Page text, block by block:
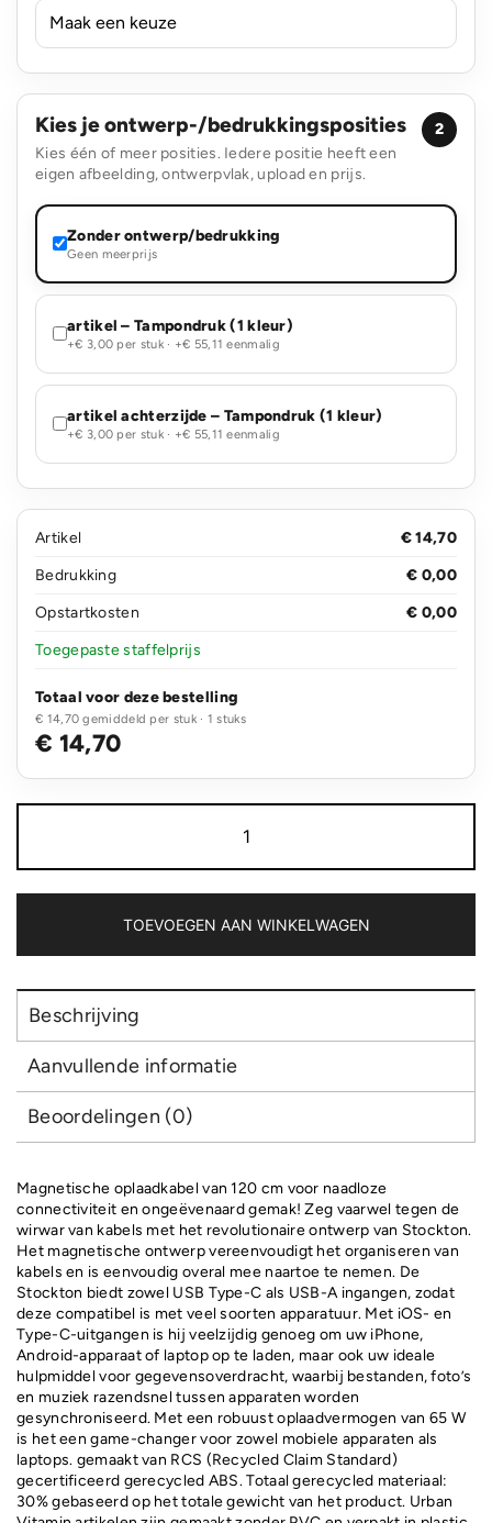
Kies je ontwerp-/bedrukkingsposities
Kies één of meer posities. Iedere positie heeft een
eigen afbeelding, ontwerpvlak, upload en prijs.
2
Zonder ontwerp/bedrukking
Geen meerprijs
artikel – Tampondruk (1 kleur)
+€ 3,00 per stuk · +€ 55,11 eenmalig
artikel achterzijde – Tampondruk (1 kleur)
+€ 3,00 per stuk · +€ 55,11 eenmalig
Artikel
€ 14,70
Bedrukking
€ 0,00
Opstartkosten
€ 0,00
Toegepaste staffelprijs
Totaal voor deze bestelling
€ 14,70 gemiddeld per stuk · 1 stuks
€ 14,70
Vitamin
gerecycled
TPE/PET
kabel
TOEVOEGEN AAN WINKELWAGEN
Beschrijving
Aanvullende informatie
Beoordelingen (0)
Magnetische oplaadkabel van 120 cm voor naadloze
connectiviteit en ongeëvenaard gemak! Zeg vaarwel tegen de
wirwar van kabels met het revolutionaire ontwerp van Stockton.
Het magnetische ontwerp vereenvoudigt het organiseren van
kabels en is eenvoudig overal mee naartoe te nemen. De
Stockton biedt zowel USB Type-C als USB-A ingangen, zodat
deze compatibel is met veel soorten apparatuur. Met iOS- en
Type-C-uitgangen is hij veelzijdig genoeg om uw iPhone,
Android-apparaat of laptop op te laden, maar ook uw ideale
hulpmiddel voor gegevensoverdracht, waarbij bestanden, foto’s
en muziek razendsnel tussen apparaten worden
gesynchroniseerd. Met een robuust oplaadvermogen van 65 W
is het een game-changer voor zowel mobiele apparaten als
laptops. gemaakt van RCS (Recycled Claim Standard)
gecertificeerd gerecycled ABS. Totaal gerecycled materiaal:
30% gebaseerd op het totale gewicht van het product. Urban